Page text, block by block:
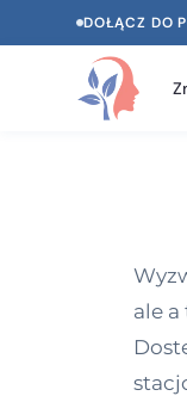
DOŁĄCZ DO
ale